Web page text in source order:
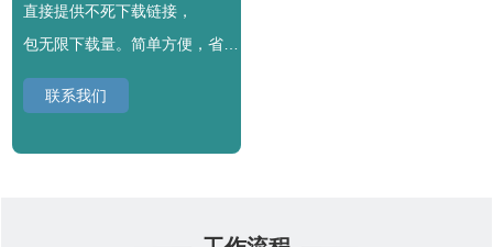
直接提供不死下载链接，
包无限下载量。简单方便，省心无忧。
联系我们